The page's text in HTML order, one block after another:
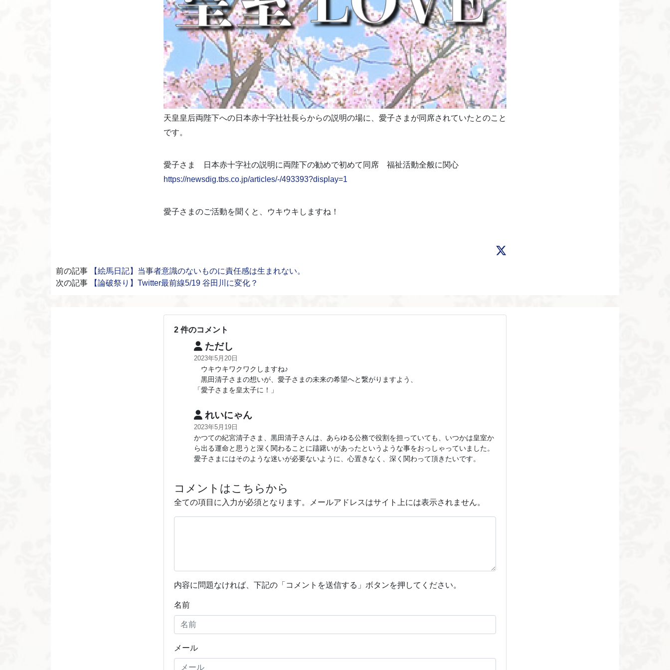
天皇皇后両陛下への日本赤十字社社長らからの説明の場に、愛子さまが同席されていたとのこと
です。
愛子さま 日本赤十字社の説明に両陛下の勧めで初めて同席 福祉活動全般に関心
https://newsdig.tbs.co.jp/articles/-/493393?display=1
愛子さまのご活動を聞くと、ウキウキしますね！
前の記事
【絵馬日記】当事者意識のないものに責任感は生まれない。
次の記事
【論破祭り】Twitter最前線5/19 谷田川に変化？
2 件のコメント
ただし
2023年5月20日
ウキウキワクワクしますね♪
黒田清子さまの想いが、愛子さまの未来の希望へと繋がりますよう、
「愛子さまを皇太子に！」
れいにゃん
2023年5月19日
かつての紀宮清子さま、黒田清子さんは、あらゆる公務で役割を担っていても、いつかは皇室か
ら出る運命と思うと深く関わることに躊躇いがあったというような事をおっしゃっていました。
愛子さまにはそのような迷いが必要ないように、心置きなく、深く関わって頂きたいです。
コメントはこちらから
全ての項目に入力が必須となります。メールアドレスはサイト上には表示されません。
内容に問題なければ、下記の「コメントを送信する」ボタンを押してください。
名前
メール